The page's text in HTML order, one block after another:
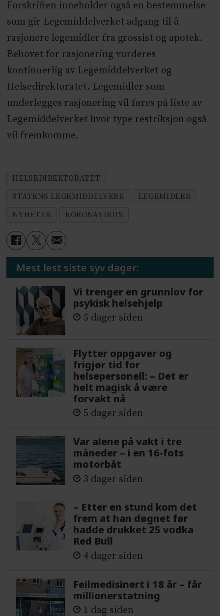
Forskriften inneholder også en bestemmelse
som gir Legemiddelverket adgang til å
rasjonere legemidler fra grossist og apotek.
Behovet for rasjonering vurderes
kontinuerlig av Legemiddelverket og
Helsedirektoratet. Legemidler som
underlegges rasjonering vil føres på liste av
Legemiddelverket hvor type restriksjon også
vil fremkomme.
HELSEDIREKTORATET
STATENS LEGEMIDDELVERK
LEGEMIDLER
NYHETER
KORONAVIRUS
Mest lest siste syv dager:
Vi trenger en grunnlov for
psykisk helsehjelp
5 dager siden
Flytter oppgaver og
frigjør tid for
helsepersonell: – Det er
helt magisk å være
forvakt nå
5 dager siden
Var alene på vakt i tre
måneder – i en 16-fots
motorbåt
3 dager siden
– Etter en stund kom det
frem at han døgnet før
hadde drukket 25 vodka
Red Bull
4 dager siden
Feilmedisinert i 18 år – får
millionerstatning
1 dag siden